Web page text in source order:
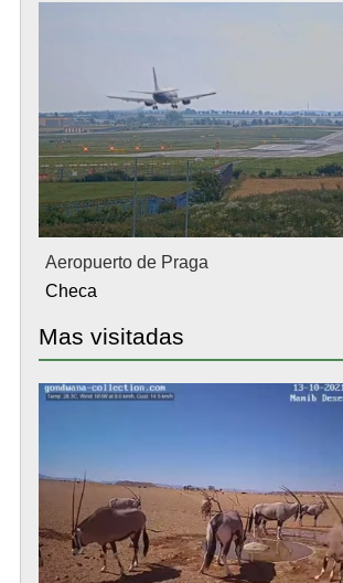
Aeropuerto de Praga
Checa
Mas visitadas